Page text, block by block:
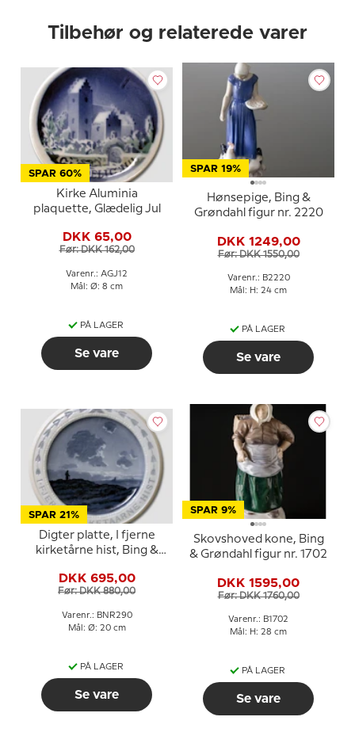
Tilbehør og relaterede varer
SPAR 60%
Kirke Aluminia
plaquette, Glædelig Jul
DKK 65,00
Før: DKK 162,00
Varenr.: AGJ12
Mål: Ø: 8 cm
PÅ LAGER
Se vare
SPAR 19%
Hønsepige, Bing &
Grøndahl figur nr. 2220
DKK 1249,00
Før: DKK 1550,00
Varenr.: B2220
Mål: H: 24 cm
PÅ LAGER
Se vare
SPAR 21%
Digter platte, I fjerne
kirketårne hist, Bing &
DKK 695,00
Før: DKK 880,00
Varenr.: BNR290
Mål: Ø: 20 cm
PÅ LAGER
Se vare
SPAR 9%
Skovshoved kone, Bing
& Grøndahl figur nr. 1702
DKK 1595,00
Før: DKK 1760,00
Varenr.: B1702
Mål: H: 28 cm
PÅ LAGER
Se vare